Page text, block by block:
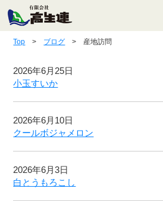
Top > ブログ > 産地訪問
2026年6月25日
小玉すいか
2026年6月10日
クールボジャメロン
2026年6月3日
白とうもろこし